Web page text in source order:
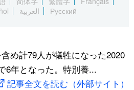
Русский العربية Русский
め計79人が犠牲になった2020
6年となった。特別養...
記事全文を読む（外部サイト）